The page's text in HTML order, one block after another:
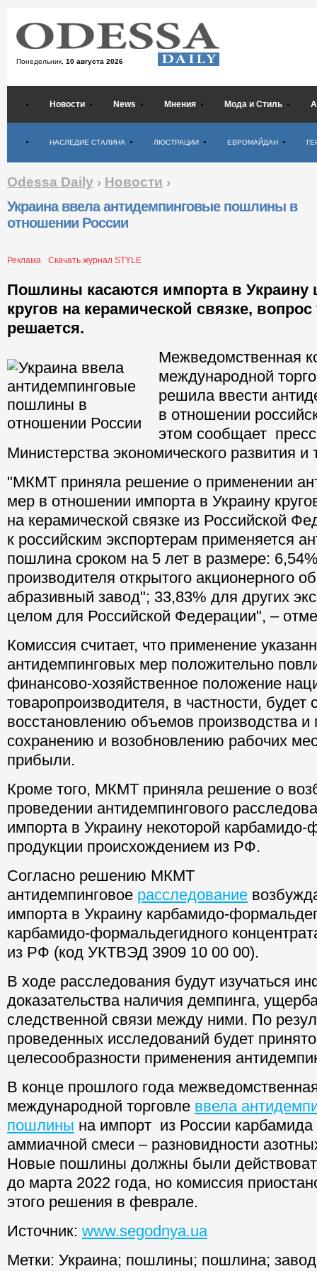
Понедельник, 10 августа 2026
Новости News Мнения Мода и Стиль
НАСЛЕДИЕ СТАЛИНА ЛЮСТРАЦИИ ЕВРОМАЙДАН
Odessa Daily › Новости ›
Украина ввела антидемпинговые пошлины в
отношении России
Реклама Скачать журнал STYLE
Пошлины касаются импорта в
кругов на керамической связке,
решается.
Межведомственная
международной
решила ввести
в отношении
этом сообщает
Министерства экономического развития и
"МКМТ приняла решение о применении
мер в отношении импорта в Украину
на керамической связке из Российской
к российским экспортерам применяется
пошлина сроком на 5 лет в размере:
производителя открытого акционерного
абразивный завод"; 33,83% для других
целом для Российской Федерации", –
Комиссия считает, что применение
антидемпинговых мер положительно
финансово-хозяйственное положение
товаропроизводителя, в частности, будет
восстановлению объемов производства и
сохранению и возобновлению рабочих
прибыли.
Кроме того, МКМТ приняла решение о
проведении антидемпингового
импорта в Украину некоторой
продукции происхождением из РФ.
Согласно решению МКМТ
антидемпинговое расследование
импорта в Украину карбамидо-
карбамидо-формальдегидного
из РФ (код УКТВЭД 3909 10 00 00).
В ходе расследования будут изучаться
доказательства наличия демпинга,
следственной связи между ними. По
проведенных исследований будет
целесообразности применения
В конце прошлого года
международной торговле ввела
пошлины на импорт из России
аммиачной смеси – разновидности
Новые пошлины должны были
до марта 2022 года, но комиссия
этого решения в феврале.
Источник: www.segodnya.ua
Метки: Украина; пошлины; пошлина; завод